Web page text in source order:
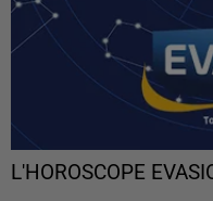
L'HOROSCOPE